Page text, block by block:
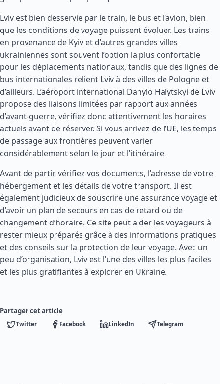
Lviv est bien desservie par le train, le bus et l’avion, bien
que les conditions de voyage puissent évoluer. Les trains
en provenance de Kyiv et d’autres grandes villes
ukrainiennes sont souvent l’option la plus confortable
pour les déplacements nationaux, tandis que des lignes de
bus internationales relient Lviv à des villes de Pologne et
d’ailleurs. L’aéroport international Danylo Halytskyi de Lviv
propose des liaisons limitées par rapport aux années
d’avant-guerre, vérifiez donc attentivement les horaires
actuels avant de réserver. Si vous arrivez de l’UE, les temps
de passage aux frontières peuvent varier
considérablement selon le jour et l’itinéraire.
Avant de partir, vérifiez vos documents, l’adresse de votre
hébergement et les détails de votre transport. Il est
également judicieux de souscrire une assurance voyage et
d’avoir un plan de secours en cas de retard ou de
changement d’horaire. Ce site peut aider les voyageurs à
rester mieux préparés grâce à des informations pratiques
et des conseils sur la protection de leur voyage. Avec un
peu d’organisation, Lviv est l’une des villes les plus faciles
et les plus gratifiantes à explorer en Ukraine.
Partager cet article
Twitter Facebook LinkedIn Telegram